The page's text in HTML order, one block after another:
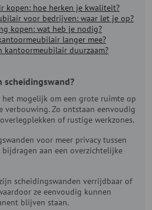
kopen: hoe herken je kwaliteit?
voor bedrijven: waar let je op?
kopen: wat heb je nodig?
langer mee?
kantoormeubilair duurzaam?
scheidingswand?
het mogelijk om een grote ruimte op
verbouwing. Zo ontstaan eenvoudig
of rustige werkzones.
voor meer privacy tussen
bijdragen aan een overzichtelijke
scheidingswanden verrijdbaar of
ze eenvoudig kunnen
blijven staan.